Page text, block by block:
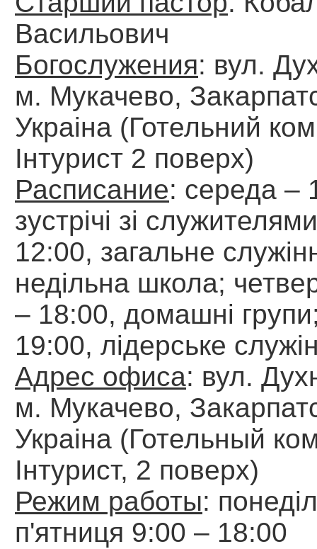
Васильович
Богослужения: вул.
м. Мукачево,
Украіна (Готельний
Інтурист 2 поверх)
Расписание: середа –
зустрічі зі
12:00, загальне
недільна школа;
– 18:00, домашні
19:00, лідерське
Адрес офиса: вул.
м. Мукачево,
Украіна (Готельный
Інтурист, 2 поверх)
Режим работы:
п'ятниця 9:00 – 18:00